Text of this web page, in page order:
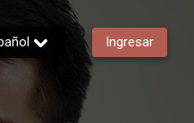
Ingresar